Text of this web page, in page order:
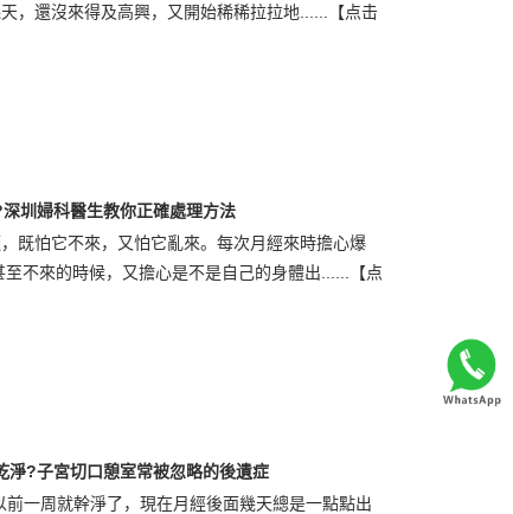
，還沒來得及高興，又開始稀稀拉拉地...... 【点击
圳婦科醫生教你正確處理方法
既怕它不來，又怕它亂來。每次月經來時擔心爆
不來的時候，又擔心是不是自己的身體出...... 【点
淨?子宮切口憩室常被忽略的後遺症
一周就幹淨了，現在月經後面幾天總是一點點出